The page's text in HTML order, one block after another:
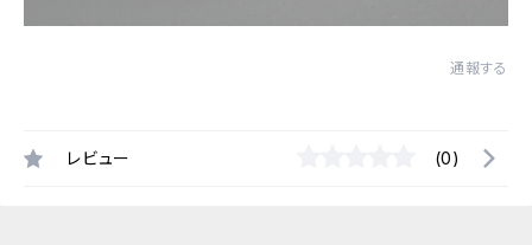
通報する
レビュー (0)